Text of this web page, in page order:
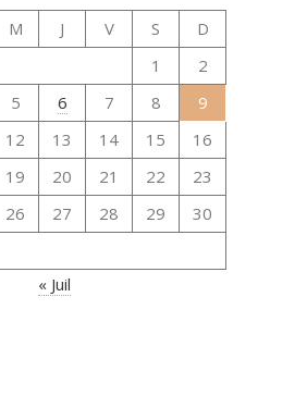
M J V S
D
1
2
5 6 7 8
9
12 13 14 15
16
19 20 21 22
23
26 27 28 29
30
« Juil